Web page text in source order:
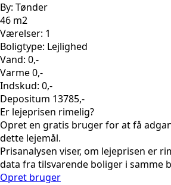
By: Tønder
46 m2
Værelser: 1
Boligtype: Lejlighed
Vand: 0,-
Varme 0,-
Indskud: 0,-
Depositum 13785,-
Er lejeprisen rimelig?
Opret en gratis bruger for at få
dette lejemål.
Prisanalysen viser, om lejeprisen er
data fra tilsvarende boliger i samme
Opret bruger